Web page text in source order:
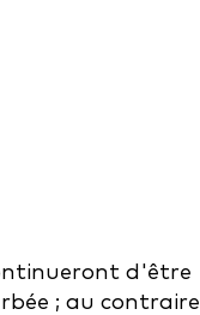
d'être
; au